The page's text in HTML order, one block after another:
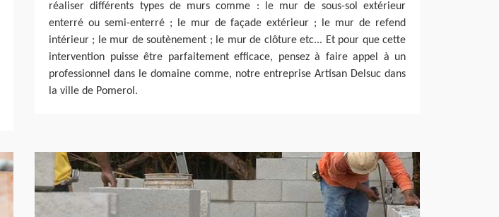
réaliser différents types de murs comme : le mur de sous-sol extérieur
enterré ou semi-enterré ; le mur de façade extérieur ; le mur de refend
intérieur ; le mur de soutènement ; le mur de clôture etc... Et pour que cette
intervention puisse être parfaitement efficace, pensez à faire appel à un
professionnel dans le domaine comme, notre entreprise Artisan Delsuc dans
la ville de Pomerol.